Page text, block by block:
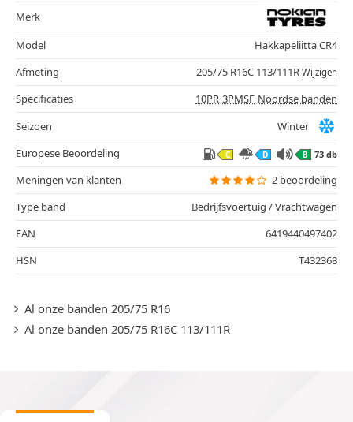
Merk
Model
Hakkapeliitta CR4
Afmeting
205/75 R16C 113/111R Wijzigen
Specificaties 10PR 3PMSF Noordse banden
Seizoen
Winter
Europese Beoordeling
C D B 73 db
Meningen van klanten
2 beoordeling
Type band
Bedrijfsvoertuig / Vrachtwagen
EAN
6419440497402
HSN
T432368
Al onze banden 205/75 R16
Al onze banden 205/75 R16C 113/111R